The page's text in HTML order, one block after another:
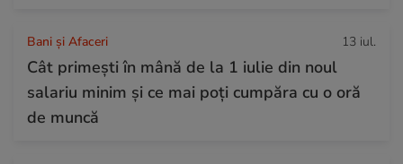
Bani și Afaceri 13 iul.
Cât primești în mână de la 1 iulie din noul
salariu minim și ce mai poți cumpăra cu o oră
de muncă